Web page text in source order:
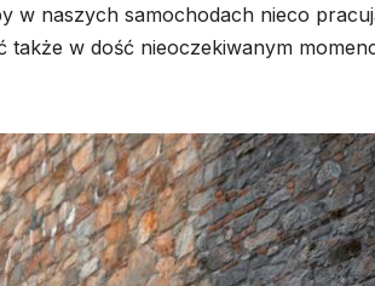
w naszych samochodach nieco
w dość nieoczekiwanym